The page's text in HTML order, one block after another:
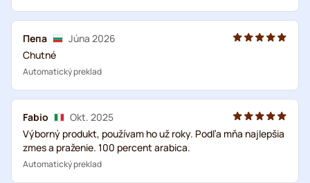
Пепа
Júna 2026
Chutné
Automatický preklad
Fabio
Okt. 2025
Výborný produkt, používam ho už roky. Podľa mňa najlepšia
zmes a praženie. 100 percent arabica.
Automatický preklad